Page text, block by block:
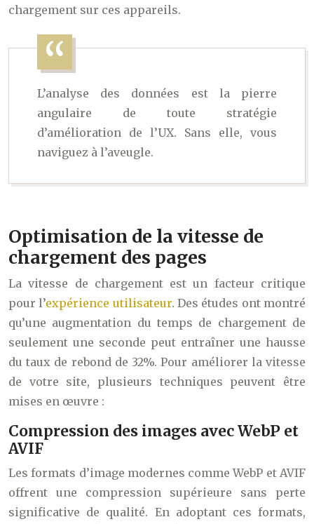
chargement sur ces appareils.
L’analyse des données est la pierre
angulaire de toute stratégie
d’amélioration de l’UX. Sans elle, vous
naviguez à l’aveugle.
Optimisation de la vitesse de
chargement des pages
La vitesse de chargement est un facteur critique
pour l’expérience utilisateur. Des études ont montré
qu’une augmentation du temps de chargement de
seulement une seconde peut entraîner une hausse
du taux de rebond de 32%. Pour améliorer la vitesse
de votre site, plusieurs techniques peuvent être
mises en œuvre :
Compression des images avec WebP et
AVIF
Les formats d’image modernes comme WebP et AVIF
offrent une compression supérieure sans perte
significative de qualité. En adoptant ces formats,